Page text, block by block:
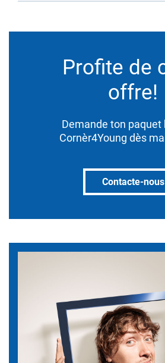
Profite de
offre!
Demande ton paquet
Cornèr4Young dès
Contacte-nous